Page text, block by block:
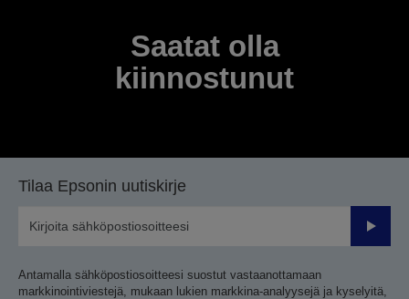
työpäivän kuluessa.
Saatat olla
kiinnostunut
Tilaa Epsonin uutiskirje
Lähetä
Antamalla sähköpostiosoitteesi suostut vastaanottamaan
markkinointiviestejä, mukaan lukien markkina-analyysejä ja kyselyitä,